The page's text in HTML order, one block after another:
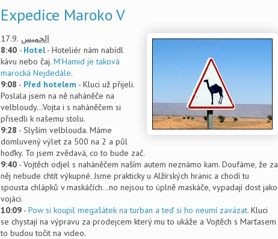
Expedice Maroko V
17.9. الخميس
8:40 - Hotel- Hoteliér nám nabídl
kávu nebo čaj. M'Hamid je taková
marocká Nejdedále.
9:08 - Před hotelem - Kluci už přijeli.
Poslala jsem na ně naháněče na
velbloudy...Vojta i s naháněčem si
přisedli k našemu stolu.
9:28 - Slyším velblouda. Máme
domluvený výlet za 500 na 2 a půl
hoďky. To jsem zvědavá, co to bude zač.
9:40 - Vojtěch odjel s naháněčem naším autem neznámo kam. Doufáme, že za
něj nebude chtít výkupné. Jsme prakticky u Alžírských hranic a chodí tu
spousta chlápků v maskáčích...no nejsou to úplně maskáče, vypadají dost jako
vojáci.
10:09 - Pow si koupil megašátek na turban a teď si ho neumí zavázat. Kluci
se chystají na výpravu za prodejcem který mu to ukáže a Vojtěch s Marťasem
to budou točit na video.